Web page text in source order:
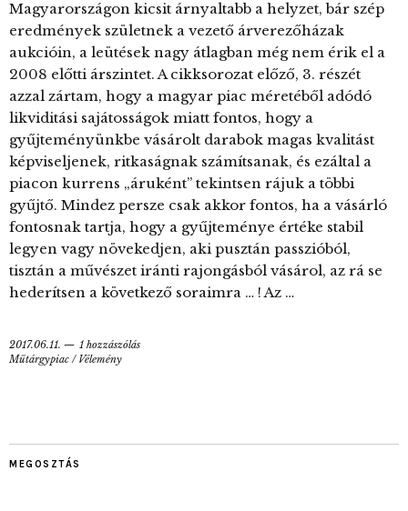
Magyarországon kicsit árnyaltabb a helyzet, bár szép
eredmények születnek a vezető árverezőházak
aukcióin, a leütések nagy átlagban még nem érik el a
2008 előtti árszintet. A cikksorozat előző, 3. részét
azzal zártam, hogy a magyar piac méretéből adódó
likviditási sajátosságok miatt fontos, hogy a
gyűjteményünkbe vásárolt darabok magas kvalitást
képviseljenek, ritkaságnak számítsanak, és ezáltal a
piacon kurrens „áruként” tekintsen rájuk a többi
gyűjtő. Mindez persze csak akkor fontos, ha a vásárló
fontosnak tartja, hogy a gyűjteménye értéke stabil
legyen vagy növekedjen, aki pusztán passzióból,
tisztán a művészet iránti rajongásból vásárol, az rá se
hederítsen a következő soraimra … ! Az …
2017.06.11.
1 hozzászólás
Műtárgypiac / Vélemény
MEGOSZTÁS